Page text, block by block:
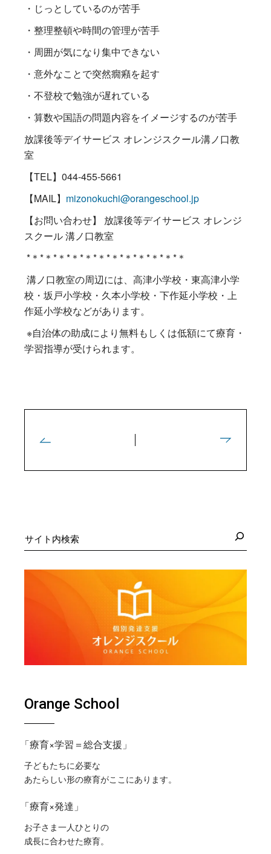
・じっとしているのが苦手
・整理整頓や時間の管理が苦手
・周囲が気になり集中できない
・意外なことで突然癇癪を起す
・不登校で勉強が遅れている
・算数や国語の問題内容をイメージするのが苦手
放課後等デイサービス オレンジスクール溝ノ口教
室
【TEL】044-455-5661
【MAIL】 mizonokuchi@orangeschool.jp
【お問い合わせ】 放課後等デイサービス オレンジ
スクール 溝ノ口教室
*＊*＊*＊*＊*＊*＊*＊*＊*＊*＊*＊*＊
溝ノ口教室の周辺には、高津小学校・東高津小学
校・坂戸小学校・久本小学校・下作延小学校・上
作延小学校などがあります。
※自治体の助成により無料もしくは低額にて療育・
学習指導が受けられます。
索
Orange School
「療育×学習＝総合支援」
子どもたちに必要な
あたらしい形の療育がここにあります。
「療育×発達」
お子さま一人ひとりの
成長に合わせた療育。